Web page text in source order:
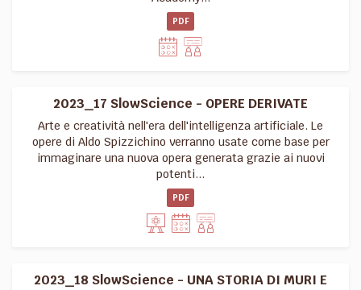
PDF
2023_17 SlowScience - OPERE DERIVATE
Arte e creatività nell'era dell'intelligenza artificiale. Le
opere di Aldo Spizzichino verranno usate come base per
immaginare una nuova opera generata grazie ai nuovi
potenti...
PDF
2023_18 SlowScience - UNA STORIA DI MURI E